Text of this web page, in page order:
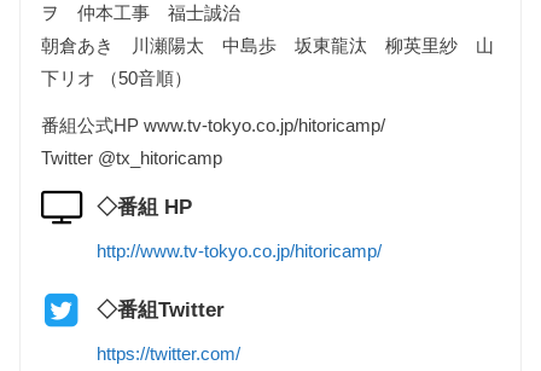
ヲ 仲本工事 福士誠治
朝倉あき 川瀬陽太 中島歩 坂東龍汰 柳英里紗 山
下リオ （50音順）
番組公式HP www.tv-tokyo.co.jp/hitoricamp/
Twitter @tx_hitoricamp
◇番組 HP
http://www.tv-tokyo.co.jp/hitoricamp/
◇番組Twitter
https://twitter.com/